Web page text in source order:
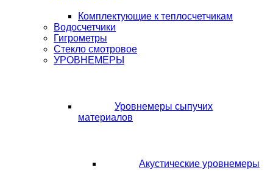
Комплектующие к теплосчетчикам
Водосчетчики
Гигрометры
Стекло смотровое
УРОВНЕМЕРЫ
Уровнемеры сыпучих
материалов
Акустические уровнемеры